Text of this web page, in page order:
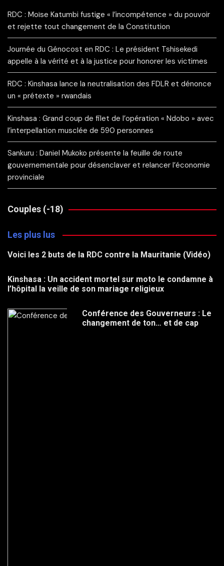
RDC : Moïse Katumbi fustige « l’incompétence » du pouvoir
et rejette tout changement de la Constitution
Journée du Génocost en RDC : Le président Tshisekedi
appelle à la vérité et à la justice pour honorer les victimes
RDC : Kinshasa lance la neutralisation des FDLR et dénonce
un « prétexte » rwandais
Kinshasa : Grand coup de filet de l’opération « Ndobo » avec
l’interpellation musclée de 590 personnes
Sankuru : Daniel Mukoko présente la feuille de route
gouvernementale pour désenclaver et relancer l’économie
provinciale
Couples (-18)
Les plus lus
Voici les 2 buts de la RDC contre la Mauritanie (Vidéo)
Kinshasa : Un accident mortel sur moto le condamne à
l’hôpital la veille de son mariage religieux
Conférence des Gouverneurs : Le
changement de ton… et de cap